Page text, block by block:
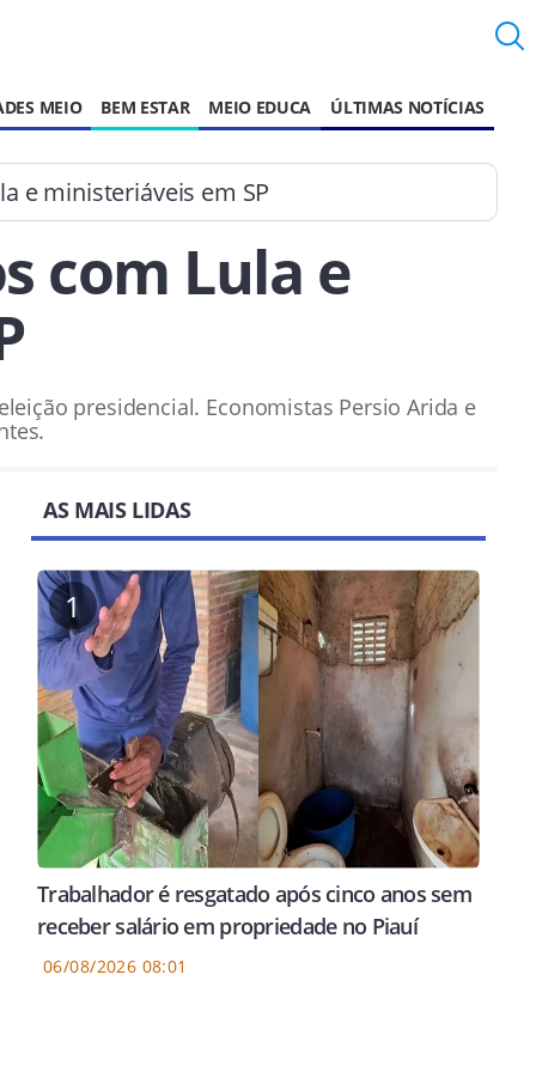
MEIO BEM ESTAR MEIO EDUCA ÚLTIMAS NOTÍCIAS
e ministeriáveis em SP
com Lula e
presidencial. Economistas Persio Arida e
AS MAIS LIDAS
1
Trabalhador é resgatado após cinco anos sem
receber salário em propriedade no Piauí
06/08/2026 08:01